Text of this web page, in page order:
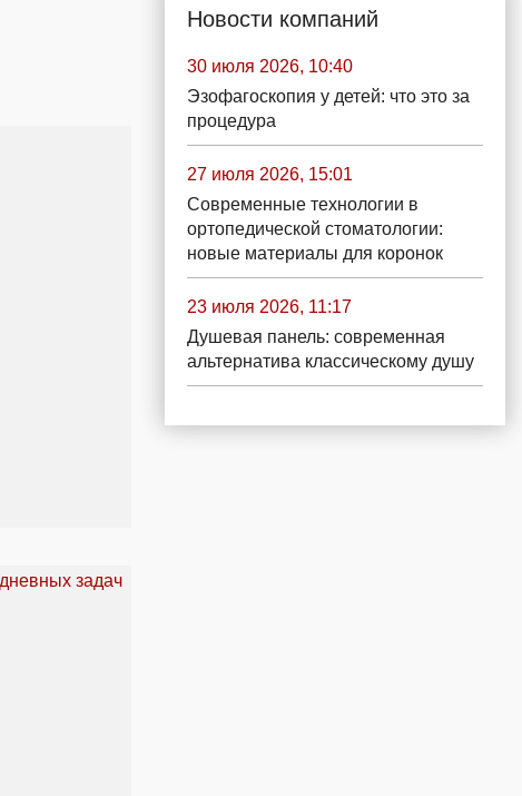
Новости компаний
30 июля 2026, 10:40
Эзофагоскопия у детей: что это за
процедура
27 июля 2026, 15:01
Современные технологии в
ортопедической стоматологии:
новые материалы для коронок
23 июля 2026, 11:17
Душевая панель: современная
альтернатива классическому душу